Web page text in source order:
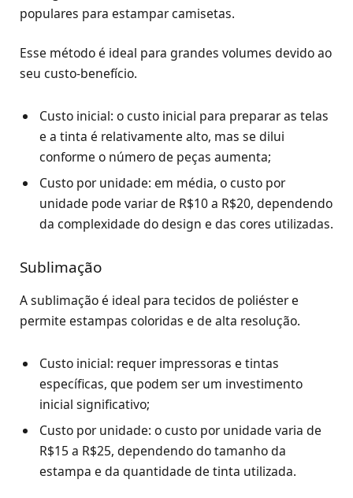
populares para estampar camisetas.
Esse método é ideal para grandes volumes devido ao
seu custo-benefício.
Custo inicial: o custo inicial para preparar as telas
e a tinta é relativamente alto, mas se dilui
conforme o número de peças aumenta;
Custo por unidade: em média, o custo por
unidade pode variar de R$10 a R$20, dependendo
da complexidade do design e das cores utilizadas.
Sublimação
A sublimação é ideal para tecidos de poliéster e
permite estampas coloridas e de alta resolução.
Custo inicial: requer impressoras e tintas
específicas, que podem ser um investimento
inicial significativo;
Custo por unidade: o custo por unidade varia de
R$15 a R$25, dependendo do tamanho da
estampa e da quantidade de tinta utilizada.